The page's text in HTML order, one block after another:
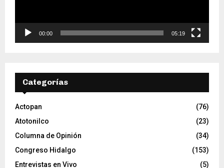
t
r
v
e
o
00:00 05:19
Categorías
Actopan
(76)
Atotonilco
(23)
Columna de Opinión
(34)
Congreso Hidalgo
(153)
Entrevistas en Vivo
(5)